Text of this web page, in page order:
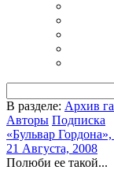
В разделе: Архив
Авторы Подписка
«Бульвар
21 Августа, 2008
Полюби ее такой...